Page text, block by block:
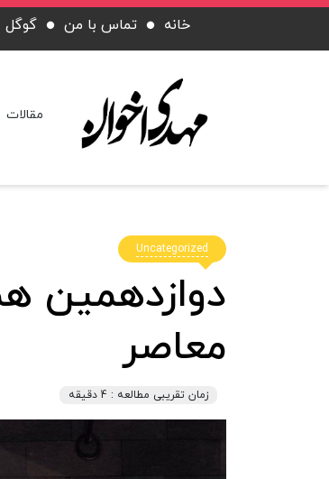
خانه تماس با من گوگل
مقالات
Uncategorized
دوازدهمین
معاصر
زمان تقریبی مطالعه : 4 دقیقه